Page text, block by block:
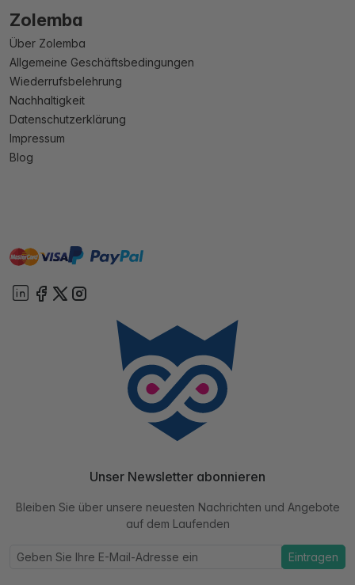
Zolemba
Über Zolemba
Allgemeine Geschäftsbedingungen
Wiederrufsbelehrung
Nachhaltigkeit
Datenschutzerklärung
Impressum
Blog
mastervisa paypal
Unser Newsletter abonnieren
Bleiben Sie über unsere neuesten Nachrichten und Angebote
auf dem Laufenden
Eintragen